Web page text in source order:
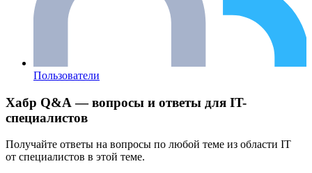
Пользователи
Хабр Q&A — вопросы и ответы для IT-
специалистов
Получайте ответы на вопросы по любой теме из области IT
от специалистов в этой теме.